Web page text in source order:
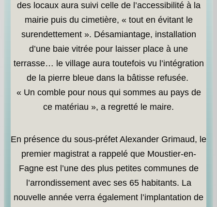
des locaux aura suivi celle de l’accessibilité à la
mairie puis du cimetière, « tout en évitant le
surendettement ». Désamiantage, installation
d’une baie vitrée pour laisser place à une
terrasse… le village aura toutefois vu l’intégration
de la pierre bleue dans la bâtisse refusée.
« Un comble pour nous qui sommes au pays de
ce matériau », a regretté le maire.
En présence du sous-préfet Alexander Grimaud, le
premier magistrat a rappelé que Moustier-en-
Fagne est l’une des plus petites communes de
l’arrondissement avec ses 65 habitants. La
nouvelle année verra également l’implantation de